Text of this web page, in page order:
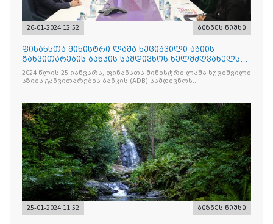
26-01-2024 12:52 ბიზნეს ნიუსი
ფინანსთა მინისტრი ლაშა ხუციშვილი აზიის
განვითარების ბანკის სამდივნოს ხელმძღვანელს
შეხვდა
2024 წლის 25 იანვარს, ფინანსთა მინისტრი ლაშა ხუციშვილი
აზიის განვითარების ბანკის (ADB) სამდივნოს
25-01-2024 11:52 ბიზნეს ნიუსი